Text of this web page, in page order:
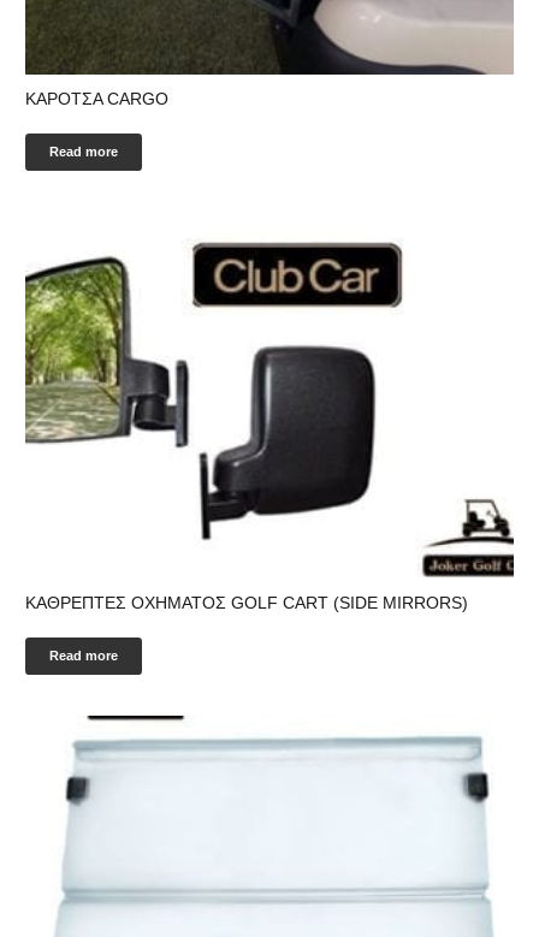
KΑΡΟΤΣΑ CARGO
Read more
ΚΑΘΡΕΠΤΕΣ ΟΧΗΜΑΤΟΣ GOLF CART (SIDE MIRRORS)
Read more